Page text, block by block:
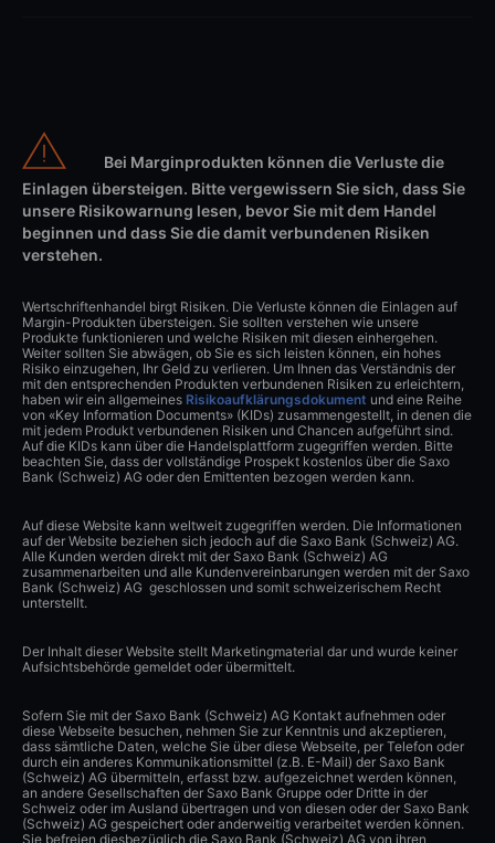
Bei Marginprodukten können die Verluste die
Einlagen übersteigen. Bitte vergewissern Sie sich, dass Sie
unsere Risikowarnung lesen, bevor Sie mit dem Handel
beginnen und dass Sie die damit verbundenen Risiken
verstehen.
Wertschriftenhandel birgt Risiken. Die Verluste können die Einlagen auf
Margin-Produkten übersteigen. Sie sollten verstehen wie unsere
Produkte funktionieren und welche Risiken mit diesen einhergehen.
Weiter sollten Sie abwägen, ob Sie es sich leisten können, ein hohes
Risiko einzugehen, Ihr Geld zu verlieren. Um Ihnen das Verständnis der
mit den entsprechenden Produkten verbundenen Risiken zu erleichtern,
haben wir ein allgemeines Risikoaufklärungsdokument und eine Reihe
von «Key Information Documents» (KIDs) zusammengestellt, in denen die
mit jedem Produkt verbundenen Risiken und Chancen aufgeführt sind.
Auf die KIDs kann über die Handelsplattform zugegriffen werden. Bitte
beachten Sie, dass der vollständige Prospekt kostenlos über die Saxo
Bank (Schweiz) AG oder den Emittenten bezogen werden kann.
Auf diese Website kann weltweit zugegriffen werden. Die Informationen
auf der Website beziehen sich jedoch auf die Saxo Bank (Schweiz) AG.
Alle Kunden werden direkt mit der Saxo Bank (Schweiz) AG
zusammenarbeiten und alle Kundenvereinbarungen werden mit der Saxo
Bank (Schweiz) AG geschlossen und somit schweizerischem Recht
unterstellt.
Der Inhalt dieser Website stellt Marketingmaterial dar und wurde keiner
Aufsichtsbehörde gemeldet oder übermittelt.
Sofern Sie mit der Saxo Bank (Schweiz) AG Kontakt aufnehmen oder
diese Webseite besuchen, nehmen Sie zur Kenntnis und akzeptieren,
dass sämtliche Daten, welche Sie über diese Webseite, per Telefon oder
durch ein anderes Kommunikationsmittel (z.B. E-Mail) der Saxo Bank
(Schweiz) AG übermitteln, erfasst bzw. aufgezeichnet werden können,
an andere Gesellschaften der Saxo Bank Gruppe oder Dritte in der
Schweiz oder im Ausland übertragen und von diesen oder der Saxo Bank
(Schweiz) AG gespeichert oder anderweitig verarbeitet werden können.
Sie befreien diesbezüglich die Saxo Bank (Schweiz) AG von ihren